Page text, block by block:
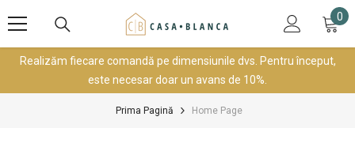
SARI LA CONȚINUT 0
0
Realizăm fiecare comandă pe dimensiunile dvs. Pentru început,
este necesar doar un avans de 10%.
Prima Pagină Home Page